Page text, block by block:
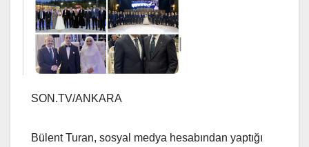
SON.TV/ANKARA
Bülent Turan, sosyal medya hesabından yaptığı